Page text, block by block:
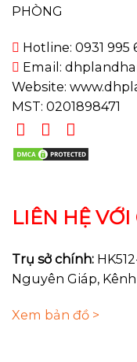
PHÒNG
Hotline: 0931 995
Email:
Website:
MST: 0201898471
LIÊN HỆ
Trụ sở chính:
Nguyên Giáp,
Xem bản đồ >